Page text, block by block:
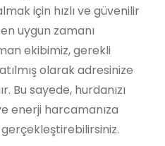
için hızlı ve güvenilir
uygun zamanı
ekibimiz, gerekli
olarak adresinize
Bu sayede, hurdanızı
enerji harcamanıza
gerçekleştirebilirsiniz.